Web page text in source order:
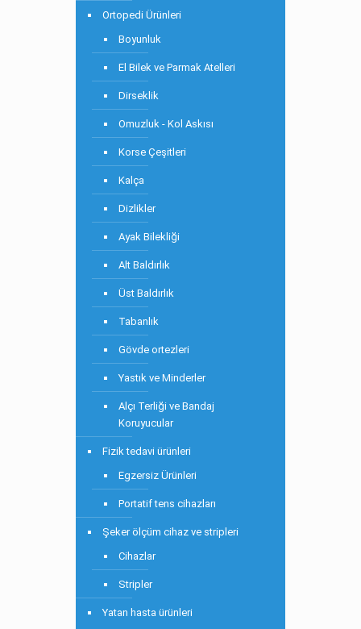
Ortopedi Ürünleri
Boyunluk
El Bilek ve Parmak Atelleri
Dirseklik
Omuzluk - Kol Askısı
Korse Çeşitleri
Kalça
Dizlikler
Ayak Bilekliği
Alt Baldırlık
Üst Baldırlık
Tabanlık
Gövde ortezleri
Yastık ve Minderler
Alçı Terliği ve Bandaj
Koruyucular
Fizik tedavi ürünleri
Egzersiz Ürünleri
Portatif tens cihazları
Şeker ölçüm cihaz ve stripleri
Cihazlar
Stripler
Yatan hasta ürünleri